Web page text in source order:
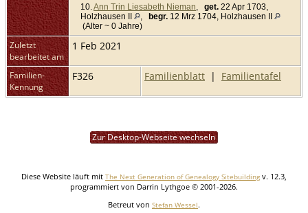
10.Ann Trin Liesabeth Nieman, get. 22 Apr 1703,
Holzhausen II
, begr. 12 Mrz 1704, Holzhausen II
(Alter ~ 0 Jahre)
Zuletzt
bearbeitet am
1 Feb 2021
Familien-
Kennung
F326 Familienblatt | Familientafel
Zur Desktop-Webseite wechseln
Diese Website läuft mit The Next Generation of Genealogy Sitebuilding v. 12.3,
programmiert von Darrin Lythgoe © 2001-2026.
Betreut von Stefan Wessel.